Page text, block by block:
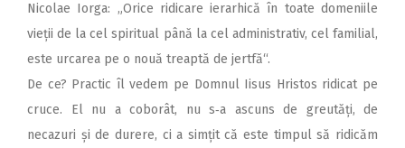
Nicolae Iorga: „Orice ridicare ierarhică în toate domeniile
vieții de la cel spiritual până la cel administrativ, cel familial,
este urcarea pe o nouă treaptă de jertfă“.
De ce? Practic îl vedem pe Domnul Iisus Hristos ridicat pe
cruce. El nu a coborât, nu s‑a ascuns de greutăți, de
necazuri și de durere, ci a simțit că este timpul să ridicăm